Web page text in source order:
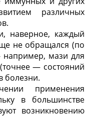
различных
наверное, каждый
не обращался (по
например, мази для
— состояний
болезни.
применения
в большинстве
возникновению